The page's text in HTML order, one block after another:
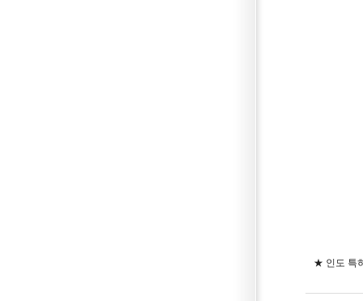
★ 인도 특